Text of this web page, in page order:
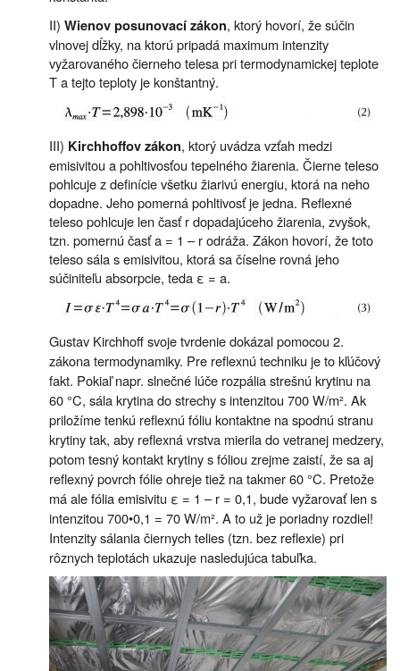
II) Wienov posunovací zákon, ktorý hovorí, že súčin
vlnovej dĺžky, na ktorú pripadá maximum intenzity
vyžarovaného čierneho telesa pri termodynamickej teplote
T a tejto teploty je konštantný.
III) Kirchhoffov zákon, ktorý uvádza vzťah medzi
emisivitou a pohltivosťou tepelného žiarenia. Čierne teleso
pohlcuje z definície všetku žiarivú energiu, ktorá na neho
dopadne. Jeho pomerná pohltivosť je jedna. Reflexné
teleso pohlcuje len časť r dopadajúceho žiarenia, zvyšok,
tzn. pomernú časť a = 1 – r odráža. Zákon hovorí, že toto
teleso sála s emisivitou, ktorá sa číselne rovná jeho
súčiniteľu absorpcie, teda ε = a.
Gustav Kirchhoff svoje tvrdenie dokázal pomocou 2.
zákona termodynamiky. Pre reflexnú techniku je to kľúčový
fakt. Pokiaľ napr. slnečné lúče rozpália strešnú krytinu na
60 °C, sála krytina do strechy s intenzitou 700 W/m². Ak
priložíme tenkú reflexnú fóliu kontaktne na spodnú stranu
krytiny tak, aby reflexná vrstva mierila do vetranej medzery,
potom tesný kontakt krytiny s fóliou zrejme zaistí, že sa aj
reflexný povrch fólie ohreje tiež na takmer 60 °C. Pretože
má ale fólia emisivitu ε = 1 – r = 0,1, bude vyžarovať len s
intenzitou 700•0,1 = 70 W/m². A to už je poriadny rozdiel!
Intenzity sálania čiernych telies (tzn. bez reflexie) pri
rôznych teplotách ukazuje nasledujúca tabuľka.